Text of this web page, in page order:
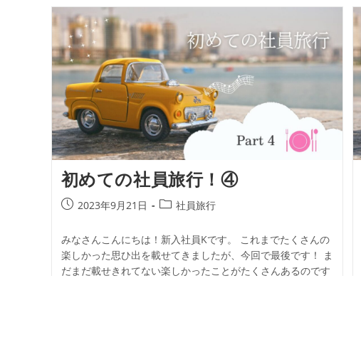
初めての社員旅行！④
2023年9月21日 社員旅行
みなさんこんにちは！新入社員Kです。 これまでたくさんの
楽しかった思ひ出を載せてきましたが、今回で最後です！ ま
だまだ載せきれてない楽しかったことがたくさんあるのです